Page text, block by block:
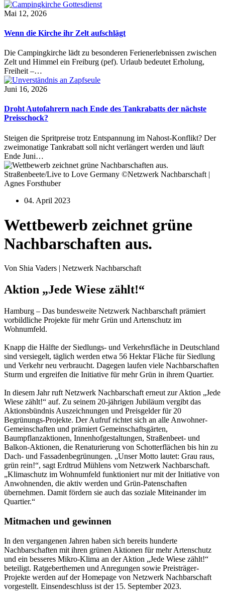
Mai 12, 2026
Wenn die Kirche ihr Zelt aufschlägt
Die Campingkirche lädt zu besonderen Ferienerlebnissen zwischen
Zelt und Himmel ein Freiburg (pef). Urlaub bedeutet Erholung,
Freiheit –…
Juni 16, 2026
Droht Autofahrern nach Ende des Tankrabatts der nächste
Preisschock?
Steigen die Spritpreise trotz Entspannung im Nahost-Konflikt? Der
zweimonatige Tankrabatt soll nicht verlängert werden und läuft
Ende Juni…
Straßenbeete/Live to Love Germany ©Netzwerk Nachbarschaft |
Agnes Forsthuber
04. April 2023
Wettbewerb zeichnet grüne
Nachbarschaften aus.
Von Shia Vaders | Netzwerk Nachbarschaft
Aktion „Jede Wiese zählt!“
Hamburg – Das bundesweite Netzwerk Nachbarschaft prämiert
vorbildliche Projekte für mehr Grün und Artenschutz im
Wohnumfeld.
Knapp die Hälfte der Siedlungs- und Verkehrsfläche in Deutschland
sind versiegelt, täglich werden etwa 56 Hektar Fläche für Siedlung
und Verkehr neu verbraucht. Dagegen laufen viele Nachbarschaften
Sturm und ergreifen die Initiative für mehr Grün in ihrem Quartier.
In diesem Jahr ruft Netzwerk Nachbarschaft erneut zur Aktion „Jede
Wiese zählt!“ auf. Zu seinem 20-jährigen Jubiläum vergibt das
Aktionsbündnis Auszeichnungen und Preisgelder für 20
Begrünungs-Projekte. Der Aufruf richtet sich an alle Anwohner-
Gemeinschaften und prämiert Gemeinschaftsgärten,
Baumpflanzaktionen, Innenhofgestaltungen, Straßenbeet- und
Balkon-Aktionen, die Renaturierung von Schotterflächen bis hin zu
Dach- und Fassadenbegrünungen. „Unser Motto lautet: Grau raus,
grün rein!“, sagt Erdtrud Mühlens vom Netzwerk Nachbarschaft.
„Klimaschutz im Wohnumfeld funktioniert nur mit der Initiative von
Anwohnenden, die aktiv werden und Grün-Patenschaften
übernehmen. Damit fördern sie auch das soziale Miteinander im
Quartier.“
Mitmachen und gewinnen
In den vergangenen Jahren haben sich bereits hunderte
Nachbarschaften mit ihren grünen Aktionen für mehr Artenschutz
und ein besseres Mikro-Klima an der Aktion „Jede Wiese zählt!“
beteiligt. Ratgeberthemen und Anregungen sowie Preisträger-
Projekte werden auf der Homepage von Netzwerk Nachbarschaft
vorgestellt. Einsendeschluss ist der 15. September 2023.